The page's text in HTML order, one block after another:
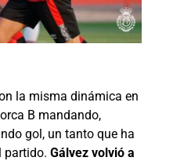
la misma dinámica en
B mandando,
gol, un tanto que ha
partido. Gálvez volvió a